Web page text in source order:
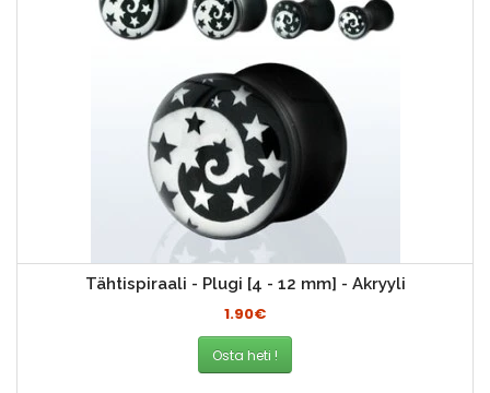
Tähtispiraali - Plugi [4 - 12 mm] - Akryyli
1.90€
Osta heti !